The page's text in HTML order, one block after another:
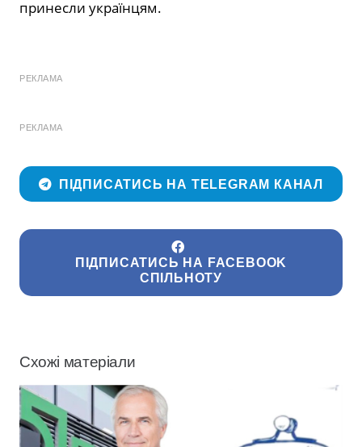
принесли українцям.
РЕКЛАМА
РЕКЛАМА
ПІДПИСАТИСЬ НА TELEGRAM КАНАЛ
ПІДПИСАТИСЬ НА FACEBOOK
СПІЛЬНОТУ
Схожі матеріали